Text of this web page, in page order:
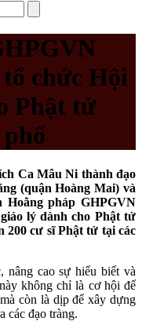
chức Hội
Phật tử
Ca Mâu Ni thành đạo
(quận Hoàng Mai) và
Hoằng pháp GHPGVN
lý dành cho Phật tử
200 cư sĩ Phật tử tại các
nâng cao sự hiểu biết và
không chỉ là cơ hội để
còn là dịp để xây dựng
các đạo tràng.